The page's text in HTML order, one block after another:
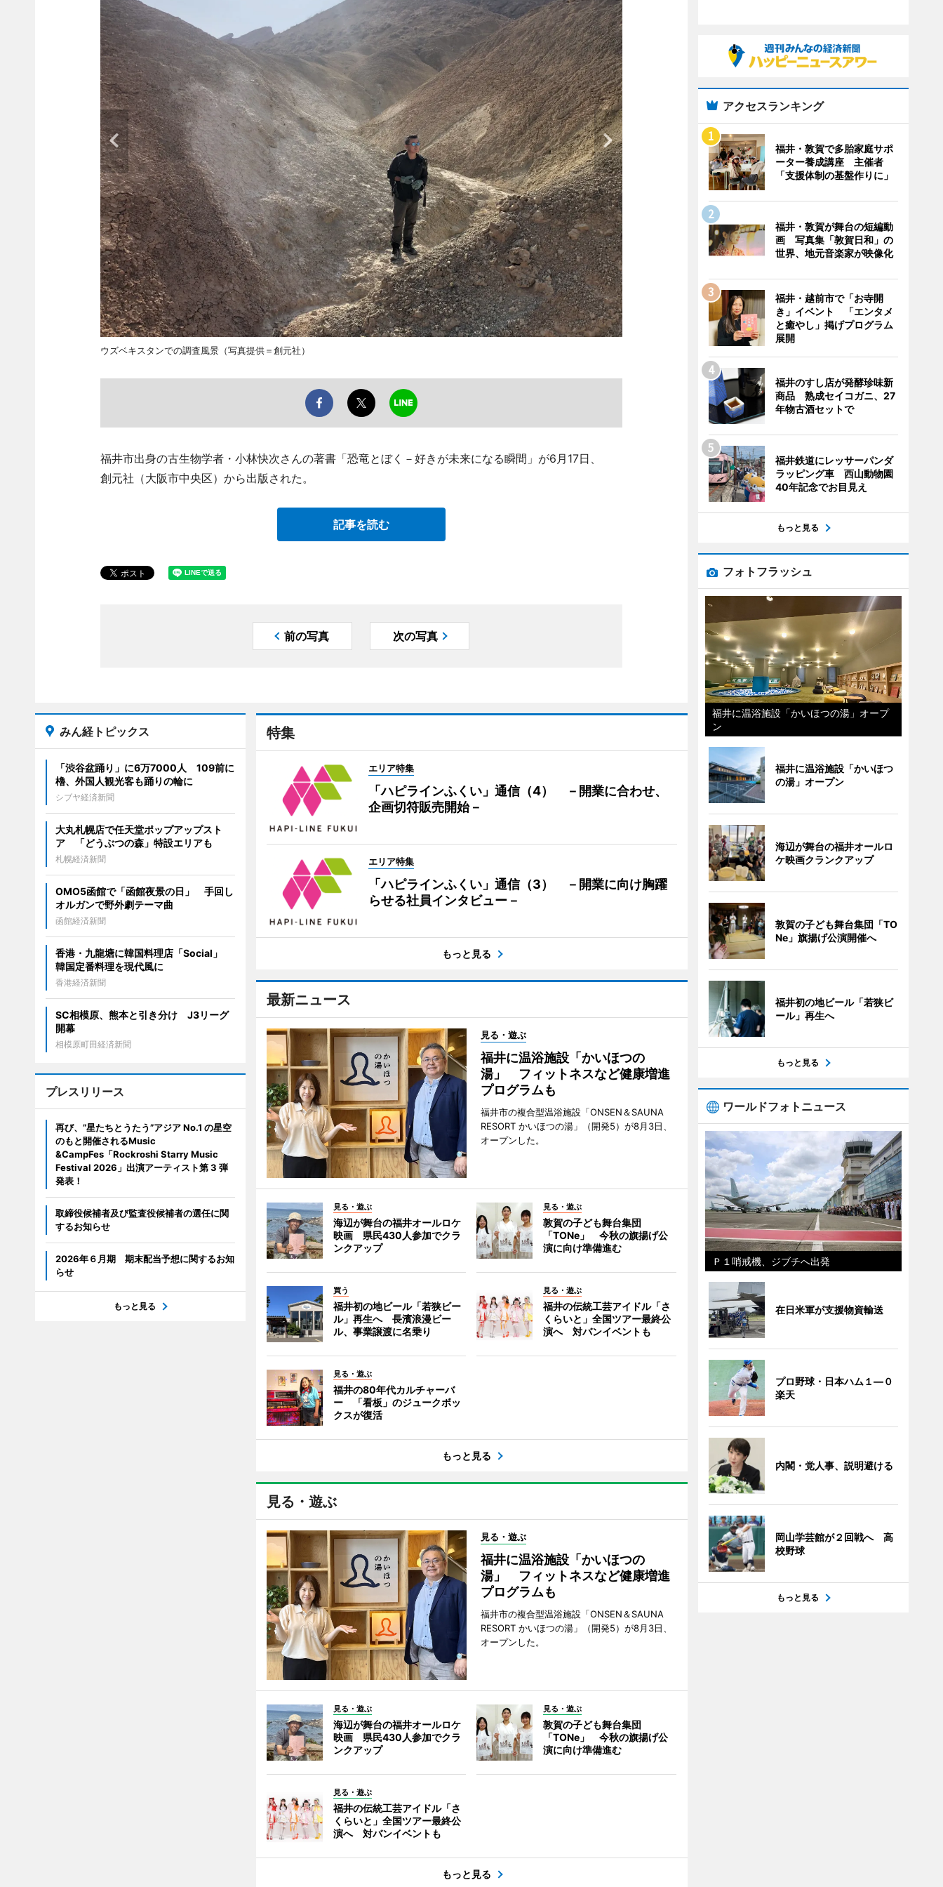
ウズベキスタンでの調査風景（写真提供＝創元社）
福井市出身の古生物学者・小林快次さんの著書「恐竜とぼく－好きが未来になる瞬間」が6月17日、
創元社（大阪市中央区）から出版された。
記事を読む
前の写真 次の写真
特集
エリア特集
「ハピラインふくい」通信（4） －開業に合わせ、
企画切符販売開始－
エリア特集
「ハピラインふくい」通信（3） －開業に向け胸躍
らせる社員インタビュー－
もっと見る
最新ニュース
見る・遊ぶ
福井に温浴施設「かいほつの
湯」 フィットネスなど健康増進
プログラムも
福井市の複合型温浴施設「ONSEN＆SAUNA
RESORT かいほつの湯」（開発5）が8月3日、
オープンした。
見る・遊ぶ
海辺が舞台の福井オールロケ
映画 県民430人参加でクラ
ンクアップ
見る・遊ぶ
敦賀の子ども舞台集団
「TONe」 今秋の旗揚げ公
演に向け準備進む
買う
福井初の地ビール「若狭ビー
ル」再生へ 長濱浪漫ビー
ル、事業譲渡に名乗り
見る・遊ぶ
福井の伝統工芸アイドル「さ
くらいと」全国ツアー最終公
演へ 対バンイベントも
見る・遊ぶ
福井の80年代カルチャーバ
ー 「看板」のジュークボッ
クスが復活
もっと見る
見る・遊ぶ
見る・遊ぶ
福井に温浴施設「かいほつの
湯」 フィットネスなど健康増進
プログラムも
福井市の複合型温浴施設「ONSEN＆SAUNA
RESORT かいほつの湯」（開発5）が8月3日、
オープンした。
見る・遊ぶ
海辺が舞台の福井オールロケ
映画 県民430人参加でクラ
ンクアップ
見る・遊ぶ
敦賀の子ども舞台集団
「TONe」 今秋の旗揚げ公
演に向け準備進む
見る・遊ぶ
福井の伝統工芸アイドル「さ
くらいと」全国ツアー最終公
演へ 対バンイベントも
もっと見る
みん経トピックス
「渋谷盆踊り」に6万7000人 109前に
櫓、外国人観光客も踊りの輪に
シブヤ経済新聞
大丸札幌店で任天堂ポップアップスト
ア 「どうぶつの森」特設エリアも
札幌経済新聞
OMO5函館で「函館夜景の日」 手回し
オルガンで野外劇テーマ曲
函館経済新聞
香港・九龍塘に韓国料理店「Social」
韓国定番料理を現代風に
香港経済新聞
SC相模原、熊本と引き分け J3リーグ
開幕
相模原町田経済新聞
プレスリリース
再び、”星たちとうたう”アジア No.1 の星空
のもと開催されるMusic
&CampFes「Rockroshi Starry Music
Festival 2026」出演アーティスト第 3 弾
発表！
取締役候補者及び監査役候補者の選任に関
するお知らせ
2026年６月期 期末配当予想に関するお知
らせ
もっと見る
アクセスランキング
福井・敦賀で多胎家庭サポ
ーター養成講座 主催者
「支援体制の基盤作りに」
福井・敦賀が舞台の短編動
画 写真集「敦賀日和」の
世界、地元音楽家が映像化
福井・越前市で「お寺開
き」イベント 「エンタメ
と癒やし」掲げプログラム
展開
福井のすし店が発酵珍味新
商品 熟成セイコガニ、27
年物古酒セットで
福井鉄道にレッサーパンダ
ラッピング車 西山動物園
40年記念でお目見え
もっと見る
フォトフラッシュ
福井に温浴施設「かいほつの湯」オープ
ン
福井に温浴施設「かいほつ
の湯」オープン
海辺が舞台の福井オールロ
ケ映画クランクアップ
敦賀の子ども舞台集団「TO
Ne」旗揚げ公演開催へ
福井初の地ビール「若狭ビ
ール」再生へ
もっと見る
ワールドフォトニュース
Ｐ１哨戒機、ジブチへ出発
在日米軍が支援物資輸送
プロ野球・日本ハム１―０
楽天
内閣・党人事、説明避ける
岡山学芸館が２回戦へ 高
校野球
もっと見る